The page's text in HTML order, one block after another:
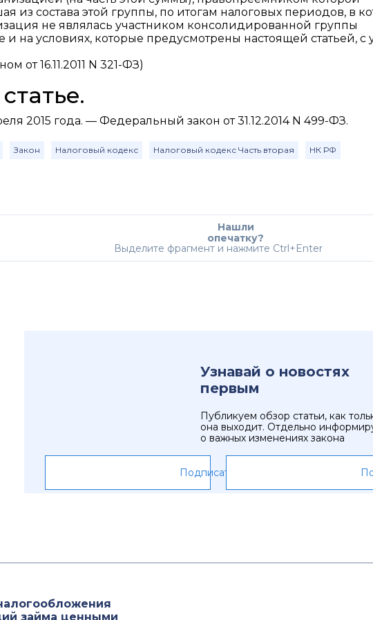
из состава этой группы, по итогам налоговых периодов, в
не являлась участником консолидированной группы
на условиях, которые предусмотрены настоящей статьей, с
от 16.11.2011 N 321-ФЗ)
2015 года. — Федеральный закон от 31.12.2014 N 499-ФЗ.
Закон Налоговый кодекс Налоговый кодекс Часть вторая НК РФ
Нашли
опечатку?
Выделите фрагмент и нажмите Ctrl+Enter
Узнавай о новостях
первым
Публикуем обзор статьи, как
она выходит. Отдельно
о важных изменениях закона
Подписаться
займа ценными